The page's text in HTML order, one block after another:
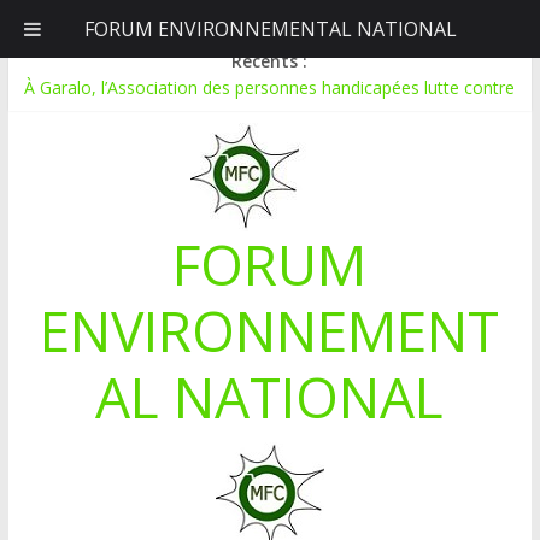
samedi, août 8, 2026
Récents :
À Garalo, l’Association des personnes handicapées lutte contre
APPEL A CANDIDATURE POUR UN STAGE EN
Le blogging au service de l’écologie : Benbere montre la voie
Inondations : le Mali déclare l’état de catastrophe nationale
Mali-Folkecenter Nyetaa initie 20 jeunes à la protection de
FORUM
ENVIRONNEMENT
AL NATIONAL
FORUM ENVIRONNEMENTAL NATIONAL